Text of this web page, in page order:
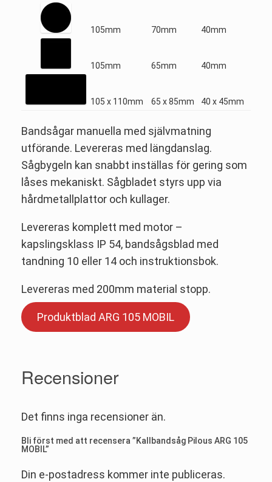
105mm 70mm 40mm
105mm 65mm 40mm
105 x 110mm 65 x 85mm 40 x 45mm
Bandsågar manuella med självmatning
utförande. Levereras med längdanslag.
Sågbygeln kan snabbt inställas för gering som
låses mekaniskt. Sågbladet styrs upp via
hårdmetallplattor och kullager.
Levereras komplett med motor –
kapslingsklass IP 54, bandsågsblad med
tandning 10 eller 14 och instruktionsbok.
Levereras med 200mm material stopp.
Produktblad ARG 105 MOBIL
Recensioner
Det finns inga recensioner än.
Bli först med att recensera ”Kallbandsåg Pilous ARG 105
MOBIL”
Din e-postadress kommer inte publiceras.